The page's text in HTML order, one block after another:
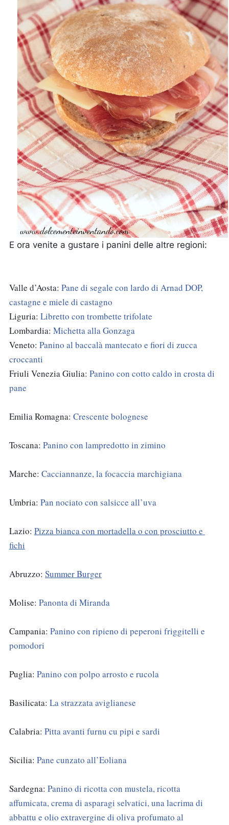
E ora venite a gustare i panini delle altre regioni:
Valle d’Aosta: Pane di segale con lardo di Arnad DOP,
castagne e miele di castagno
Liguria: Libretto con trombette trifolate
Lombardia: Michetta alla Gonzaga
Veneto: Panino al baccalà mantecato e fiori di zucca
croccanti
Friuli Venezia Giulia: Panino con cotto caldo in crosta di
pane
Emilia Romagna: Crescente bolognese
Toscana: Panino con lampredotto in zimino
Marche: Cacciannanze, la focaccia marchigiana
Umbria: Pan nociato con salsicce all’uva
Lazio: Pizza bianca con mortadella o con prosciutto e
fichi
Abruzzo: Summer Burger
Molise: Panonta di Miranda
Campania: Panino con ripieno di peperoni friggitelli e
pomodori
Puglia: Panino con polpo arrosto e rucola
Basilicata: La strazzata aviglianese
Calabria: Pitta avanti furnu cu pipi e sardi
Sicilia: Pane cunzato all’Eoliana
Sardegna: Panino di ricotta con mustela, ricotta
affumicata, crema di asparagi selvatici, una lacrima di
abbattu e olio extravergine di oliva profumato al